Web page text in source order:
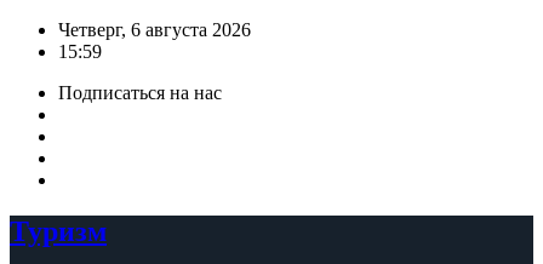
ПерейтиЧетверг, 6 августа 2026
15:59
Подписаться на нас
Туризм